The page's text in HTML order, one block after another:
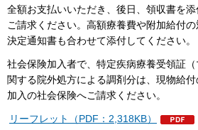
全額お支払いいただき、後日、領収書を
ご請求ください。高額療養費や附加給付
決定通知書も合わせて添付してください。
社会保険加入者で、特定疾病療養受領証
関する院外処方による調剤分は、現物給
加入の社会保険へご請求ください。
リーフレット（PDF：2,318KB）